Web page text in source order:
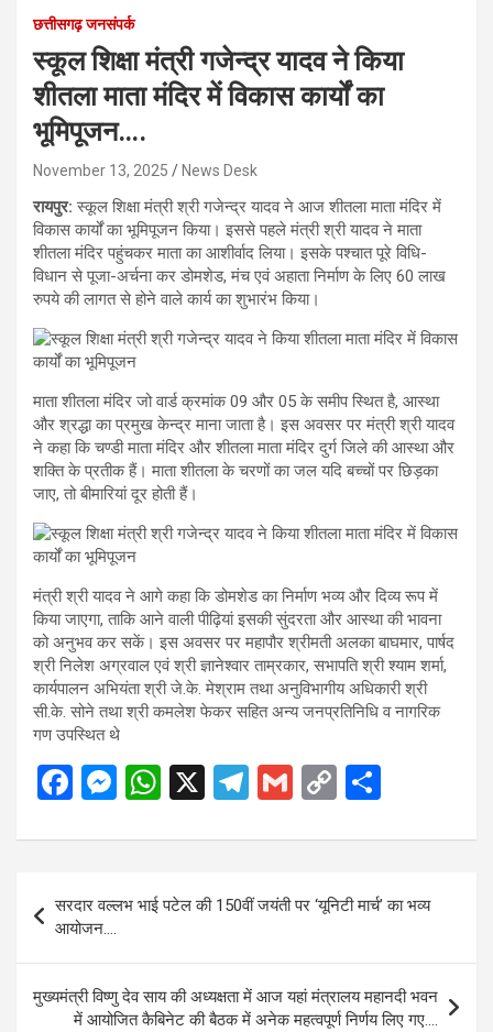
छत्तीसगढ़ जनसंपर्क
स्कूल शिक्षा मंत्री गजेन्द्र यादव ने किया
शीतला माता मंदिर में विकास कार्यों का
भूमिपूजन….
November 13, 2025 News Desk
रायपुर:स्कूल शिक्षा मंत्री श्री गजेन्द्र यादव ने आज शीतला माता मंदिर में
विकास कार्यों का भूमिपूजन किया। इससे पहले मंत्री श्री यादव ने माता
शीतला मंदिर पहुंचकर माता का आशीर्वाद लिया। इसके पश्चात पूरे विधि-
विधान से पूजा-अर्चना कर डोमशेड, मंच एवं अहाता निर्माण के लिए 60 लाख
रुपये की लागत से होने वाले कार्य का शुभारंभ किया।
माता शीतला मंदिर जो वार्ड क्रमांक 09 और 05 के समीप स्थित है, आस्था
और श्रद्धा का प्रमुख केन्द्र माना जाता है। इस अवसर पर मंत्री श्री यादव
ने कहा कि चण्डी माता मंदिर और शीतला माता मंदिर दुर्ग जिले की आस्था और
शक्ति के प्रतीक हैं। माता शीतला के चरणों का जल यदि बच्चों पर छिड़का
जाए, तो बीमारियां दूर होती हैं।
मंत्री श्री यादव ने आगे कहा कि डोमशेड का निर्माण भव्य और दिव्य रूप में
किया जाएगा, ताकि आने वाली पीढ़ियां इसकी सुंदरता और आस्था की भावना
को अनुभव कर सकें। इस अवसर पर महापौर श्रीमती अलका बाघमार, पार्षद
श्री निलेश अग्रवाल एवं श्री ज्ञानेश्वार ताम्रकार, सभापति श्री श्याम शर्मा,
कार्यपालन अभियंता श्री जे.के. मेश्राम तथा अनुविभागीय अधिकारी श्री
सी.के. सोने तथा श्री कमलेश फेकर सहित अन्य जनप्रतिनिधि व नागरिक
गण उपस्थित थे
F
ce
o
o
k
M
se
g
er
W
at
s
A
p
p
X
T
e
gr
a
m
G
ail
C
py
Li
n
k
ar
e
navigation
सरदार वल्लभ भाई पटेल की 150वीं जयंती पर ‘यूनिटी मार्च’ का भव्य
आयोजन….
मुख्यमंत्री विष्णु देव साय की अध्यक्षता में आज यहां मंत्रालय महानदी भवन
में आयोजित कैबिनेट की बैठक में अनेक महत्वपूर्ण निर्णय लिए गए….